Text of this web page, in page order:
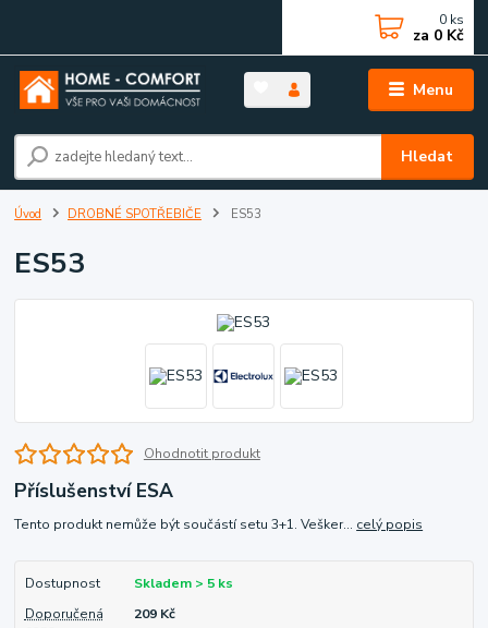
Menu
Hledat
0 ks
za 0 Kč
Úvod DROBNÉ SPOTŘEBIČE ES53
ES53
Ohodnotit produkt
Příslušenství ESA
Tento produkt nemůže být součástí setu 3+1. Vešker... celý popis
Dostupnost
Skladem > 5 ks
Doporučená
209 Kč